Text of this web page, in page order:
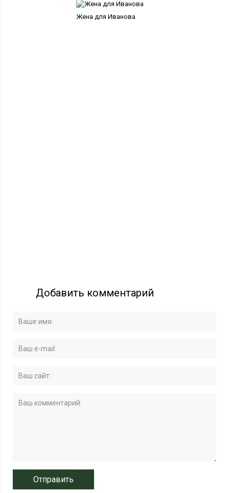
Жена для Иванова
Добавить комментарий